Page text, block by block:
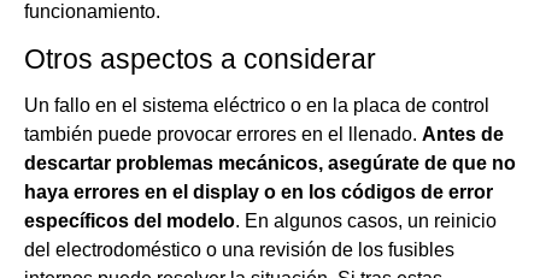
funcionamiento.
Otros aspectos a considerar
Un fallo en el sistema eléctrico o en la placa de control
también puede provocar errores en el llenado. Antes de
descartar problemas mecánicos, asegúrate de que no
haya errores en el display o en los códigos de error
específicos del modelo. En algunos casos, un reinicio
del electrodoméstico o una revisión de los fusibles